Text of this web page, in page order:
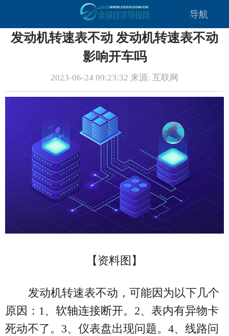
导航
发动机转速表不动 发动机转速表不动
影响开车吗
2023-06-24 09:23:32 来源: 互联网
【资料图】
发动机转速表不动，可能因为以下几个
原因：1、软轴连接断开。2、表内有异物卡
死动不了。3、仪表盘出现问题。4、线路问